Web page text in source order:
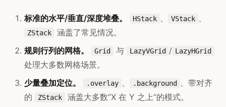
标准的水平/垂直/深度堆叠。 HStack VStack
ZStack
涵盖了常见情况。
规则行列的网格。
Grid 与 LazyVGrid / LazyHGrid
处理大多数网格场景。
少量叠加定位。
.overlay .background
、带对齐
的
ZStack 涵盖大多数”X 在 Y 之上”的模式。